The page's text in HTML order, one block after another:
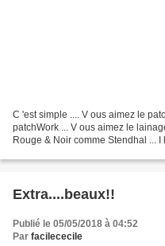
C 'est simple .... V ous aimez le
patchWork ... V ous aimez le
Rouge & Noir comme Stendhal ... I
Extra....beaux!!
Publié le 05/05/2018 à 04:52
Par facilececile